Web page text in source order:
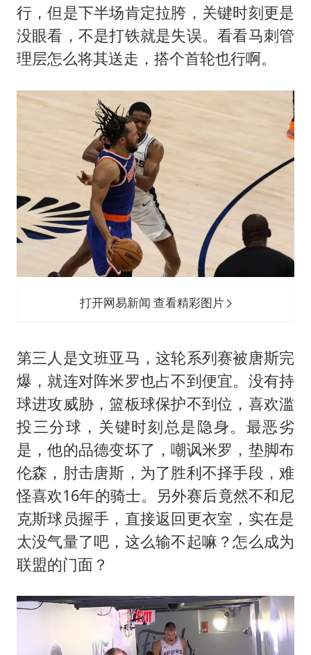
行，但是下半场肯定拉胯，关键时刻更是
没眼看，不是打铁就是失误。看看马刺管
理层怎么将其送走，搭个首轮也行啊。
打开网易新闻 查看精彩图片
第三人是文班亚马，这轮系列赛被唐斯完
爆，就连对阵米罗也占不到便宜。没有持
球进攻威胁，篮板球保护不到位，喜欢滥
投三分球，关键时刻总是隐身。最恶劣
是，他的品德变坏了，嘲讽米罗，垫脚布
伦森，肘击唐斯，为了胜利不择手段，难
怪喜欢16年的骑士。另外赛后竟然不和尼
克斯球员握手，直接返回更衣室，实在是
太没气量了吧，这么输不起嘛？怎么成为
联盟的门面？